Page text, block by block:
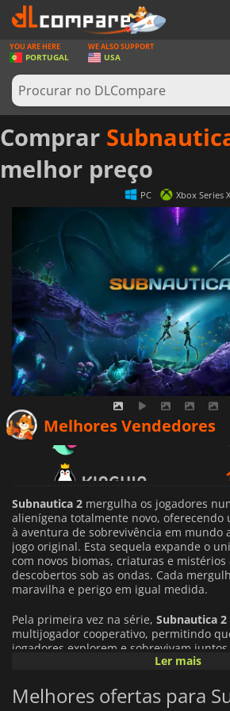
JOGOS
GAME CARDS
SOFTWARE
REWARDS
HARDWARE
ENTRAR OU REGISTAR
YOU ARE HERE
PORTUGAL
WE ALSO SUPPORT
USA
Comprar
melhor preço
PC Xbox Series X
Melhores Vendedores
Subnautica 2 mergulha os jogadores
alienígena totalmente novo, oferecendo
à aventura de sobrevivência em mundo
jogo original. Esta sequela expande o
com novos biomas, criaturas e mistérios
descobertos sob as ondas. Cada
maravilha e perigo em igual medida.
Pela primeira vez na série, Subnautica 2
multijogador cooperativo, permitindo
jogadores explorem e sobrevivam
subaquáticas, pilota veículos avançados
modo multijogador transforma a
experiência partilhada, onde a
Ler mais
Melhores ofertas para